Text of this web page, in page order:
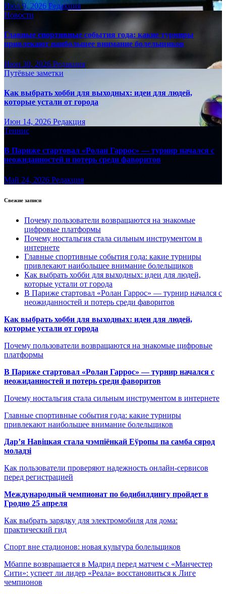
Июл 9, 2026 Редакция
Новости
Главные спортивные события года: какие турниры
привлекают наибольшее внимание болельщиков
Июн 30, 2026 Редакция
Путёвые заметки
Как выбрать хобби для выходных: идеи для людей,
которые устали от города
Июн 14, 2026 Редакция
Теннис
В Париже стартовал «Ролан Гаррос» — турнир начался с
неожиданностей и потерь среди фаворитов
Май 24, 2026 Редакция
Свежие записи
Почему пользователи возвращаются на знакомые
цифровые платформы
Почему ностальгия стала сильным инструментом в
интернете
Главные спортивные события года: какие турниры
привлекают наибольшее внимание болельщиков
Как выбрать хобби для выходных: идеи для людей,
которые устали от города
В Париже стартовал «Ролан Гаррос» — турнир начался с
неожиданностей и потерь среди фаворитов
Как выбрать хобби для выходных: идеи для людей,
которые устали от города
Почему пользователи возвращаются на знакомые цифровые
платформы
В Париже стартовал «Ролан Гаррос» — турнир начался с
неожиданностей и потерь среди фаворитов
Почему ностальгия стала сильным инструментом в интернете
Главные спортивные события года: какие турниры
привлекают наибольшее внимание болельщиков
Дар’я Навіцкая стала чэмпіёнкай Еўропы па самба сярод
моладзі
Как пользователи проверяют надежность онлайн-сервисов
перед регистрацией
Международный чемпионат по бодибилдингу пройдет в
Гродно 25 апреля
Как выбрать зарядку для электромобиля для дома:
практический гид
Спорт вне стадионов: новая культура болельщиков
Мбаппе возвращается в Мадрид перед матчем с «Манчестер
Сити»: успеет ли лидер «Реала» восстановиться к Лиге
чемпионов